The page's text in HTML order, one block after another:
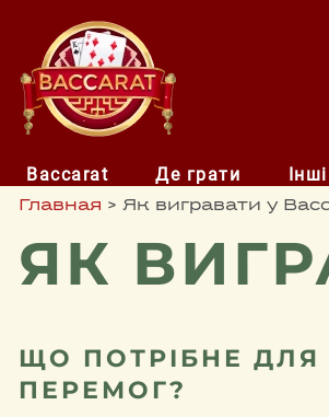
Baccarat Де грати
Главная > Як вигравати у
ЯК
ЩО ПОТРІБНЕ ДЛЯ
ПЕРЕМОГ?